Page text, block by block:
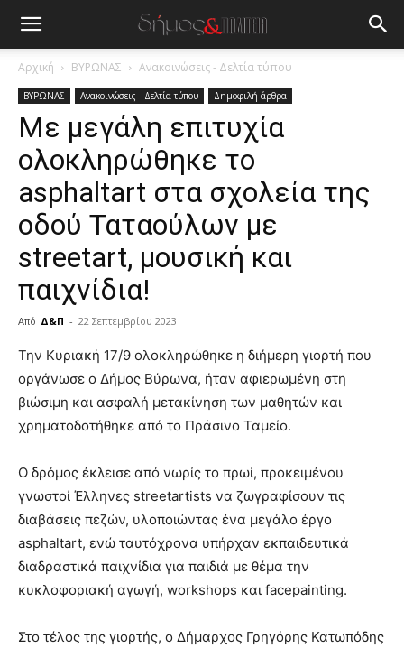
Αρχική ΒΥΡΩΝΑΣ Ανακοινώσεις - Δελτία τύπου
ΒΥΡΩΝΑΣ Ανακοινώσεις - Δελτία τύπου Δημοφιλή άρθρα
Με μεγάλη επιτυχία
ολοκληρώθηκε το
asphaltart στα σχολεία της
οδού Ταταούλων με
streetart, μουσική και
παιχνίδια!
Από Δ&Π - 22 Σεπτεμβρίου 2023
blonde
lesbians
very
hot
cam
xxx
lyons
teaches
you
the
of
pornhun
Την Κυριακή 17/9 ολοκληρώθηκε η διήμερη γιορτή που
οργάνωσε ο Δήμος Βύρωνα, ήταν αφιερωμένη στη
βιώσιμη και ασφαλή μετακίνηση των μαθητών και
χρηματοδοτήθηκε από το Πράσινο Ταμείο.
Ο δρόμος έκλεισε από νωρίς το πρωί, προκειμένου
γνωστοί Έλληνες streetartists να ζωγραφίσουν τις
διαβάσεις πεζών, υλοποιώντας ένα μεγάλο έργο
asphaltart, ενώ ταυτόχρονα υπήρχαν εκπαιδευτικά
διαδραστικά παιχνίδια για παιδιά με θέμα την
κυκλοφοριακή αγωγή, workshops και facepainting.
Στο τέλος της γιορτής, ο Δήμαρχος Γρηγόρης Κατωπόδης